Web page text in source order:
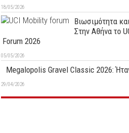
18/05/2026
Βιωσιμότητα
Στην Αθήνα το
Forum 2026
05/05/2026
Megalopolis Gravel Classic 2026:
29/04/2026